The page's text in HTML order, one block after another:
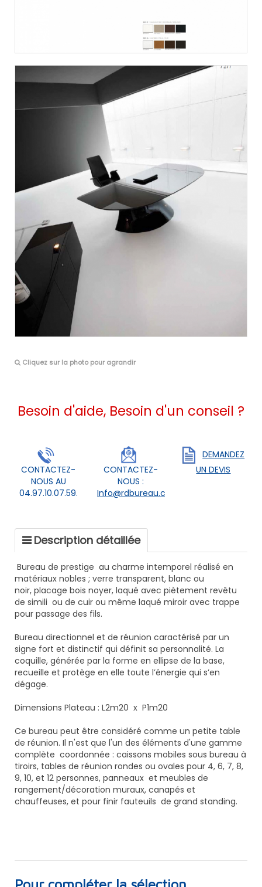
Cliquez sur la photo pour agrandir
Besoin d'aide, Besoin d'un conseil ?
CONTACTEZ-
NOUS AU
04.97.10.07.59.
CONTACTEZ-
NOUS :
Info@rdbureau.com
DEMANDEZ
UN DEVIS
Description détaillée
Bureau de prestige au charme intemporel réalisé en
matériaux nobles ; verre transparent, blanc ou
noir, placage bois noyer, laqué avec piètement revêtu
de simili ou de cuir ou même laqué miroir avec trappe
pour passage des fils.
Bureau directionnel et de réunion caractérisé par un
signe fort et distinctif qui définit sa personnalité. La
coquille, générée par la forme en ellipse de la base,
recueille et protège en elle toute l’énergie qui s’en
dégage.
Dimensions Plateau : L2m20 x P1m20
Ce bureau peut être considéré comme un petite table
de réunion. Il n'est que l'un des éléments d'une gamme
complète coordonnée : caissons mobiles sous bureau à
tiroirs, tables de réunion rondes ou ovales pour 4, 6, 7, 8,
9, 10, et 12 personnes, panneaux et meubles de
rangement/décoration muraux, canapés et
chauffeuses, et pour finir fauteuils de grand standing.